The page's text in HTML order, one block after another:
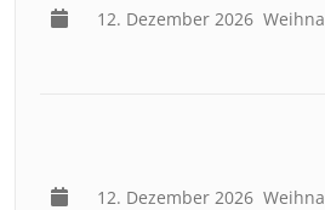
12. Dezember 2026
12. Dezember 2026